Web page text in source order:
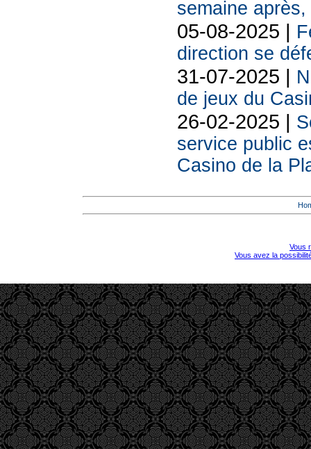
semaine
05-08-2025 |
direction se
31-07-2025 |
de jeux du
26-02-2025 |
service public
Casino de la
Vous
Vous avez la